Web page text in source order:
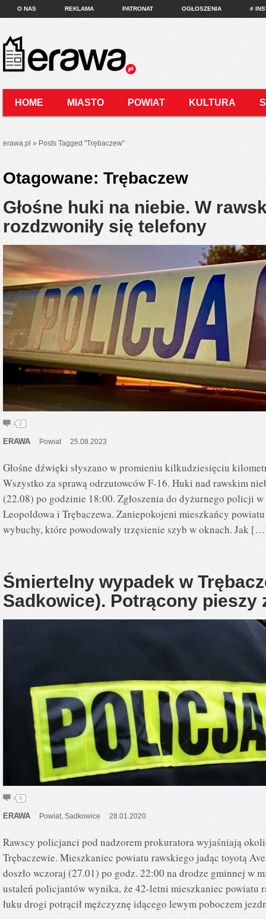
O NAS REKLAMA PATRONAT OGŁOSZENIA #
HOME MIASTO POWIAT KULTURA
erawa.pl » Posts Tagged "Trębaczew"
Otagowane: Trębaczew
Głośne huki na niebie. W
rozdzwoniły się telefony
0
ERAWA Powiat 25.08.2023
Głośne dźwięki słyszano w promieniu kilkudziesięciu
Wszystko za sprawą odrzutowców F-16. Huki nad rawskim
(22.08) po godzinie 18:00. Zgłoszenia do dyżurnego policji
Leopoldowa i Trębaczewa. Zaniepokojeni mieszkańcy
wybuchy, które powodowały trzęsienie szyb w oknach. Jak
Śmiertelny wypadek w
Sadkowice). Potrącony pieszy
0
ERAWA Powiat Sadkowice 28.01.2020
Rawscy policjanci pod nadzorem prokuratora wyjaśniają
Trębaczewie. Mieszkaniec powiatu rawskiego jadąc toyotą
doszło wczoraj (27.01) po godz. 22:00 na drodze gminnej w
ustaleń policjantów wynika, że 42-letni mieszkaniec powiatu
łuku drogi potrącił mężczyznę idącego lewym poboczem